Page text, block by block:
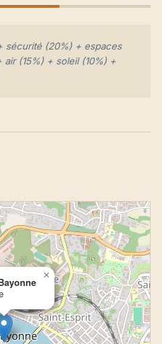
sécurité (20%) + espaces
air (15%) + soleil (10%) +
×